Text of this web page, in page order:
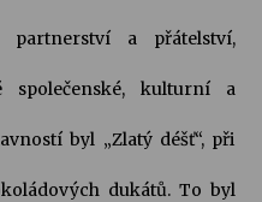
partnerství a přátelství,
společenské, kulturní a
byl „Zlatý déšť“, při
dukátů. To byl